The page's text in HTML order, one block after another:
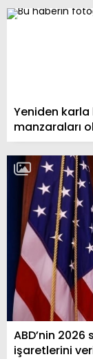
Yeniden karla
manzaraları
ABD’nin
işaretlerini